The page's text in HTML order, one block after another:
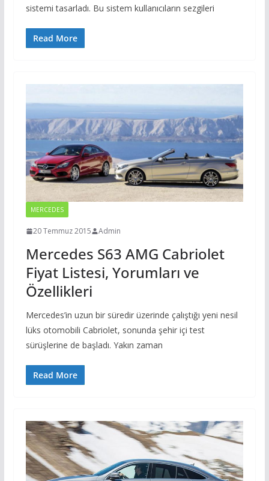
sistemi tasarladı. Bu sistem kullanıcıların sezgileri
Read More
MERCEDES
20 Temmuz 2015 Admin
Mercedes S63 AMG Cabriolet
Fiyat Listesi, Yorumları ve
Özellikleri
Mercedes’in uzun bir süredir üzerinde çalıştığı yeni nesil
lüks otomobili Cabriolet, sonunda şehir içi test
sürüşlerine de başladı. Yakın zaman
Read More